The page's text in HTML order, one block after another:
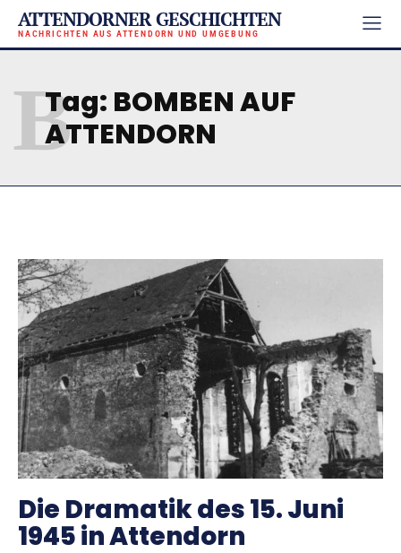
ATTENDORNER GESCHICHTEN
NACHRICHTEN AUS ATTENDORN UND UMGEBUNG
Tag: BOMBEN AUF
ATTENDORN
B
Die Dramatik des 15. Juni
1945 in Attendorn